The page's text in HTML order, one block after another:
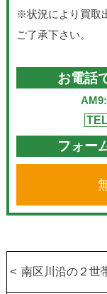
※状況により買取
ご了承下さい。
お電話
フォー
南区川沿の２世